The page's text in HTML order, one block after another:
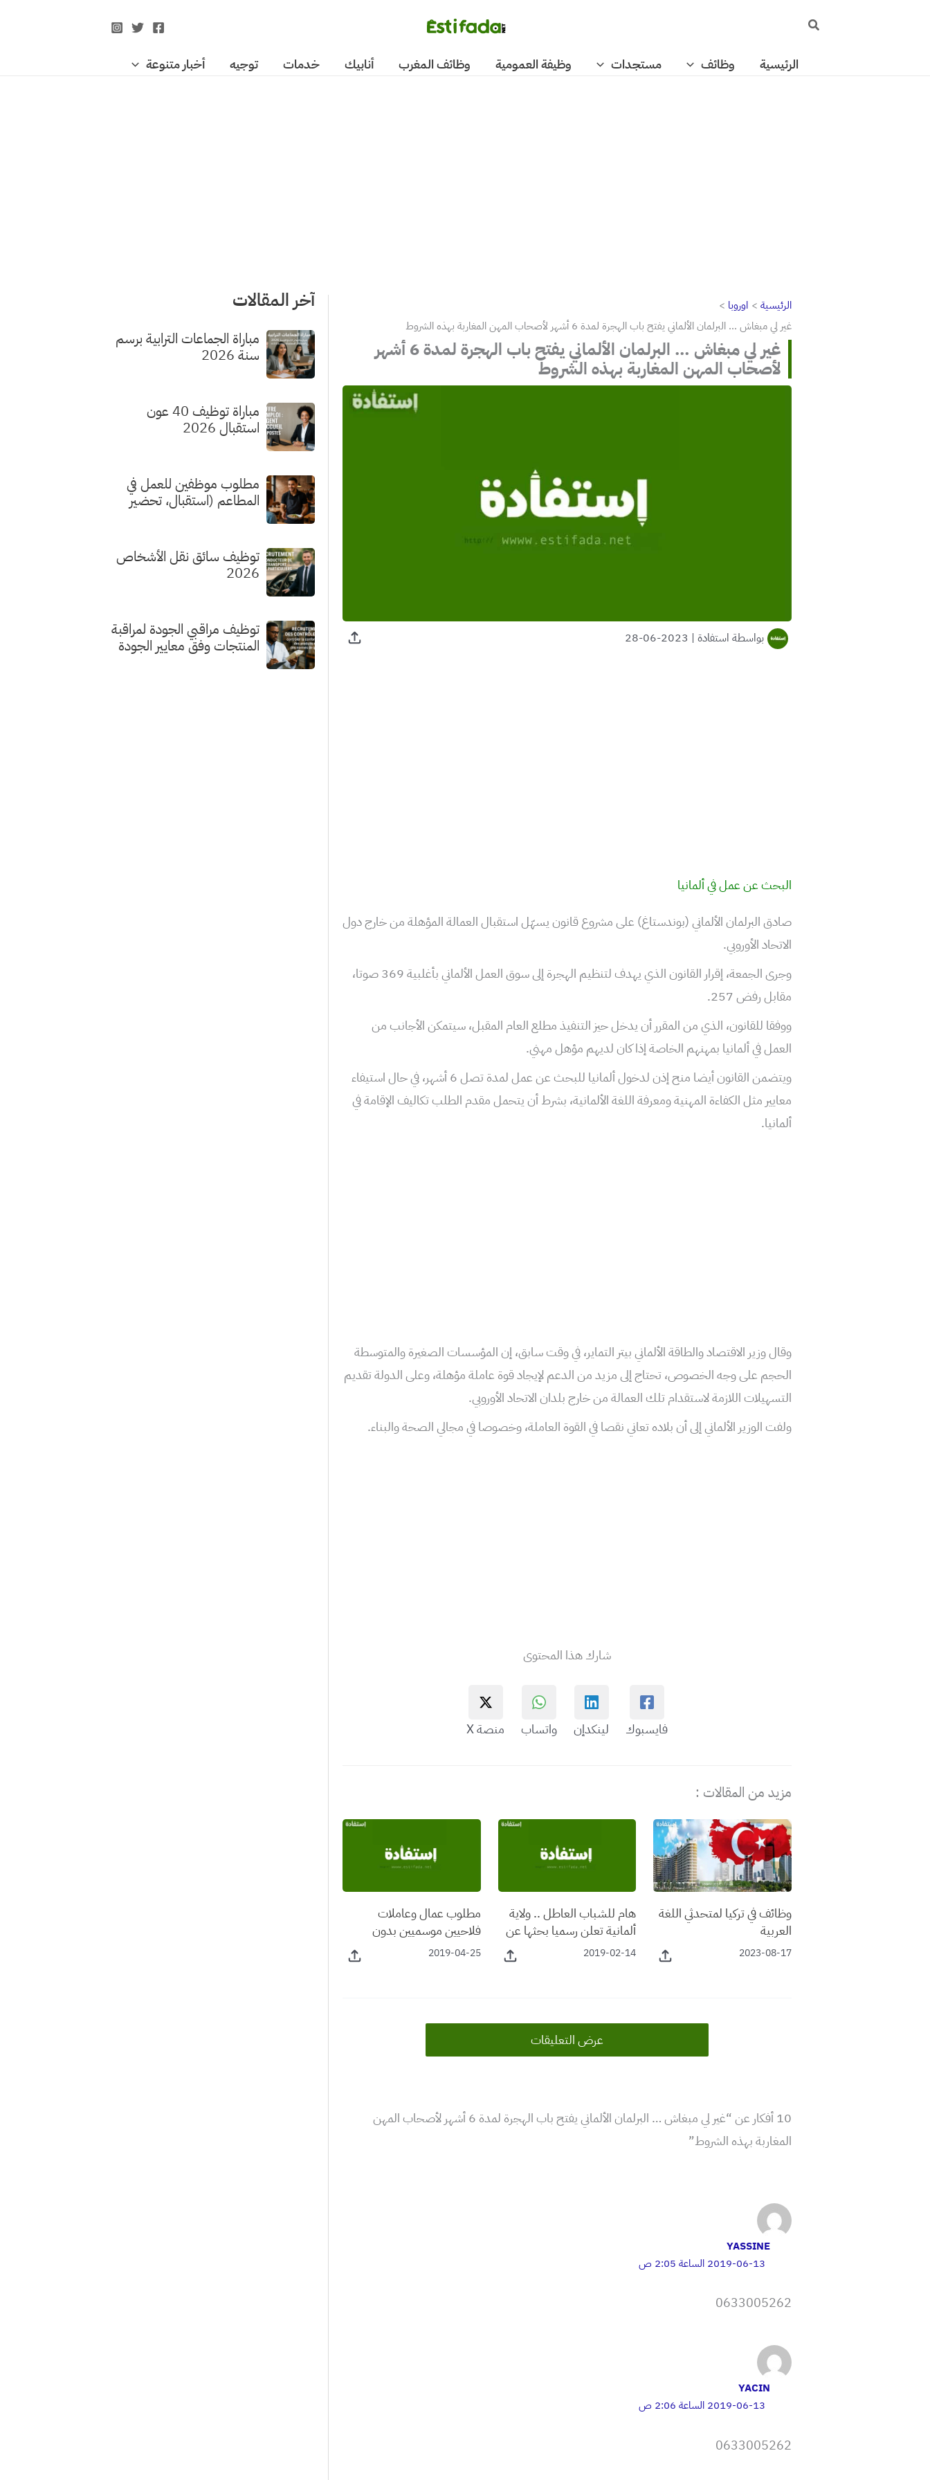
البحث
الرئيسية وظائف مستجدات وظيفة العمومية وظائف المغرب أنابيك خدمات توجيه أخبار متنوعة
الرئيسية
اوروبا
غير لي مبغاش … البرلمان الألماني يفتح باب الهجرة لمدة 6 أشهر لأصحاب المهن المغاربة بهذه الشروط
غير لي مبغاش … البرلمان الألماني يفتح باب الهجرة لمدة 6 أشهر
لأصحاب المهن المغاربة بهذه الشروط
بواسطة استفادة |
2023-06-28
البحث عن عمل في ألمانيا
صادق البرلمان الألماني (بوندستاغ) على مشروع قانون يسهّل استقبال العمالة المؤهلة من خارج دول
الاتحاد الأوروبي.
وجرى الجمعة، إقرار القانون الذي يهدف لتنظيم الهجرة إلى سوق العمل الألماني بأغلبية 369 صوتا،
مقابل رفض 257.
ووفقا للقانون، الذي من المقرر أن يدخل حيز التنفيذ مطلع العام المقبل، سيتمكن الأجانب من
العمل في ألمانيا بمهنهم الخاصة إذا كان لديهم مؤهل مهني.
ويتضمن القانون أيضا منح إذن لدخول ألمانيا للبحث عن عمل لمدة تصل 6 أشهر، في حال استيفاء
معايير مثل الكفاءة المهنية ومعرفة اللغة الألمانية، بشرط أن يتحمل مقدم الطلب تكاليف الإقامة في
ألمانيا.
وقال وزير الاقتصاد والطاقة الألماني بيتر التماير، في وقت سابق، إن المؤسسات الصغيرة والمتوسطة
الحجم على وجه الخصوص، تحتاج إلى مزيد من الدعم لإيجاد قوة عاملة مؤهلة، وعلى الدولة تقديم
التسهيلات اللازمة لاستقدام تلك العمالة من خارج بلدان الاتحاد الأوروبي.
ولفت الوزير الألماني إلى أن بلاده تعاني نقصا في القوة العاملة، وخصوصا في مجالي الصحة والبناء.
شارك هذا المحتوى
فايسبوك لينكدإن واتساب منصة X
مزيد من المقالات :
وظائف في تركيا لمتحدثي اللغة
العربية
2023-08-17
هام للشباب العاطل .. ولاية
ألمانية تعلن رسميا بحثها عن
مهاجرين أجانب للعمل في
2019-02-14
مطلوب عمال وعاملات
فلاحيين موسميين بدون
شهادة او دبلوم بدولة فرنسا
2019-04-25
عرض التعليقات
10 أفكار عن “غير لي مبغاش … البرلمان الألماني يفتح باب الهجرة لمدة 6 أشهر لأصحاب المهن
المغاربة بهذه الشروط”
YASSINE
2019-06-13 الساعة 2:05 ص
0633005262
YACIN
2019-06-13 الساعة 2:06 ص
0633005262
آخر المقالات
مباراة الجماعات الترابية برسم
سنة 2026
مباراة توظيف 40 عون
استقبال 2026
مطلوب موظفين للعمل في
المطاعم (استقبال، تحضير
توظيف سائق نقل الأشخاص
2026
توظيف مراقبي الجودة لمراقبة
المنتجات وفق معايير الجودة